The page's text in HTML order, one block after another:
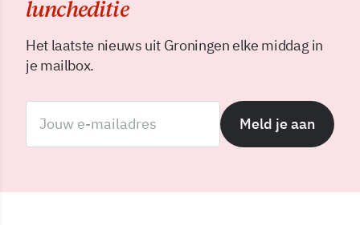
luncheditie
Het laatste nieuws uit Groningen elke middag in
je mailbox.
Meld je aan